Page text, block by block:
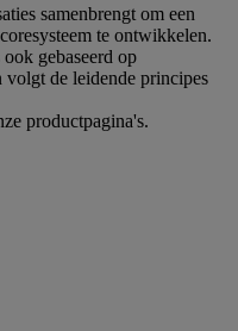
samenbrengt om een
te ontwikkelen.
gebaseerd op
volgt de leidende principes
productpagina's.